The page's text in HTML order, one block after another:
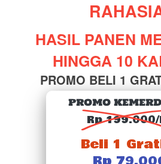
HASIL PANEN
HINGGA 10
PROMO BELI 1
PROMO
Rp 199.000/
Beli 1